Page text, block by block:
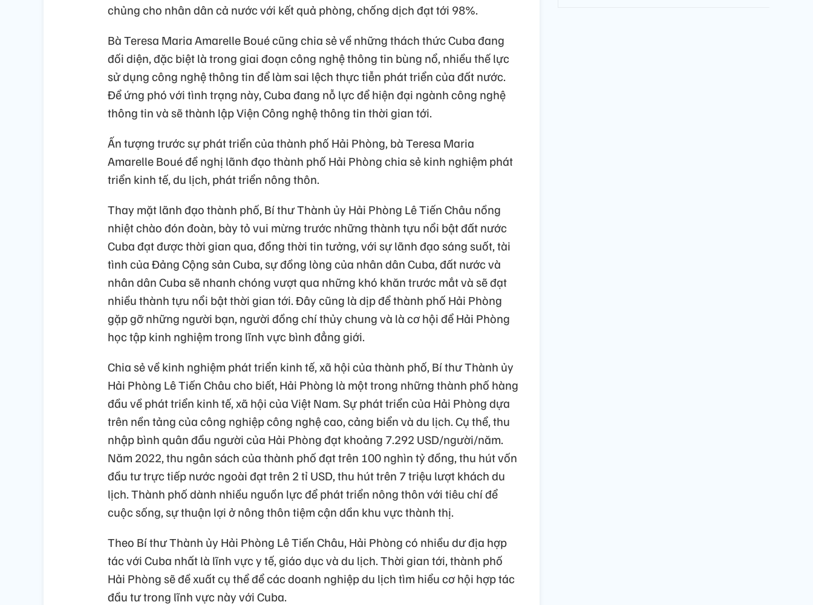
chủng cho nhân dân cả nước với kết quả phòng, chống dịch đạt tới 98%.
Bà Teresa Maria Amarelle Boué cũng chia sẻ về những thách thức Cuba đang
đối diện, đặc biệt là trong giai đoạn công nghệ thông tin bùng nổ, nhiều thế lực
sử dụng công nghệ thông tin để làm sai lệch thực tiễn phát triển của đất nước.
Để ứng phó với tình trạng này, Cuba đang nỗ lực để hiện đại ngành công nghệ
thông tin và sẽ thành lập Viện Công nghệ thông tin thời gian tới.
Ấn tượng trước sự phát triển của thành phố Hải Phòng, bà Teresa Maria
Amarelle Boué đề nghị lãnh đạo thành phố Hải Phòng chia sẻ kinh nghiệm phát
triển kinh tế, du lịch, phát triển nông thôn.
Thay mặt lãnh đạo thành phố, Bí thư Thành ủy Hải Phòng Lê Tiến Châu nồng
nhiệt chào đón đoàn, bày tỏ vui mừng trước những thành tựu nổi bật đất nước
Cuba đạt được thời gian qua, đồng thời tin tưởng, với sự lãnh đạo sáng suốt, tài
tình của Đảng Cộng sản Cuba, sự đồng lòng của nhân dân Cuba, đất nước và
nhân dân Cuba sẽ nhanh chóng vượt qua những khó khăn trước mắt và sẽ đạt
nhiều thành tựu nổi bật thời gian tới. Đây cũng là dịp để thành phố Hải Phòng
gặp gỡ những người bạn, người đồng chí thủy chung và là cơ hội để Hải Phòng
học tập kinh nghiệm trong lĩnh vực bình đẳng giới.
Chia sẻ về kinh nghiệm phát triển kinh tế, xã hội của thành phố, Bí thư Thành ủy
Hải Phòng Lê Tiến Châu cho biết, Hải Phòng là một trong những thành phố hàng
đầu về phát triển kinh tế, xã hội của Việt Nam. Sự phát triển của Hải Phòng dựa
trên nền tảng của công nghiệp công nghệ cao, cảng biển và du lịch. Cụ thể, thu
nhập bình quân đầu người của Hải Phòng đạt khoảng 7.292 USD/người/năm.
Năm 2022, thu ngân sách của thành phố đạt trên 100 nghìn tỷ đồng, thu hút vốn
đầu tư trực tiếp nước ngoài đạt trên 2 tỉ USD, thu hút trên 7 triệu lượt khách du
lịch. Thành phố dành nhiều nguồn lực để phát triển nông thôn với tiêu chí để
cuộc sống, sự thuận lợi ở nông thôn tiệm cận dần khu vực thành thị.
Theo Bí thư Thành ủy Hải Phòng Lê Tiến Châu, Hải Phòng có nhiều dư địa hợp
tác với Cuba nhất là lĩnh vực y tế, giáo dục và du lịch. Thời gian tới, thành phố
Hải Phòng sẽ đề xuất cụ thể để các doanh nghiệp du lịch tìm hiểu cơ hội hợp tác
đầu tư trong lĩnh vực này với Cuba.